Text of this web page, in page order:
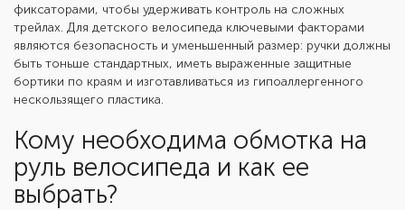
фиксаторами, чтобы удерживать контроль на сложных
трейлах. Для детского велосипеда ключевыми факторами
являются безопасность и уменьшенный размер: ручки должны
быть тоньше стандартных, иметь выраженные защитные
бортики по краям и изготавливаться из гипоаллергенного
нескользящего пластика.
Кому необходима обмотка на
руль велосипеда и как ее
выбрать?